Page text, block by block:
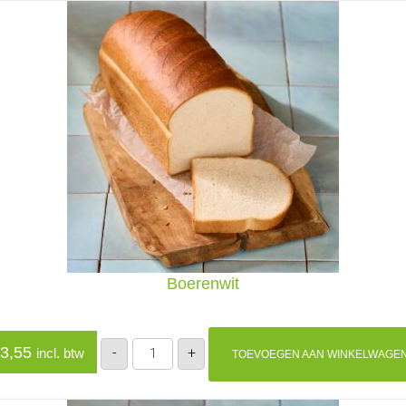
Boerenwit
incl. btw -
Boerenwit
aantal
+ TOEVOEGEN AAN